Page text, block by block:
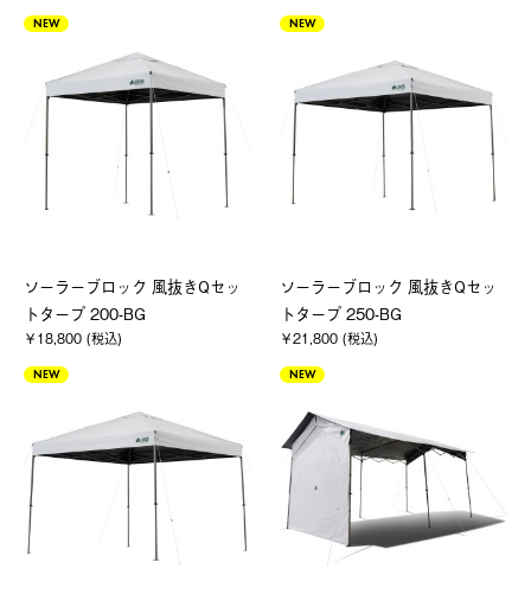
NEW
ソーラーブロック 風抜きQセッ
トタープ 200-BG
￥18,800 (税込)
NEW
ソーラーブロック 風抜きQセッ
トタープ 250-BG
￥21,800 (税込)
NEW NEW